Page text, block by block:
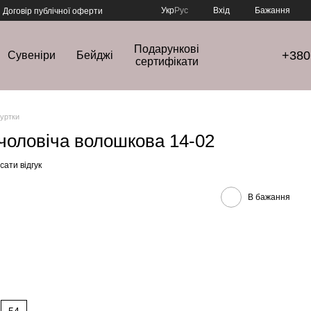
Договір публічної оферти
УкрРус Вхід Бажання
Сувеніри Бейджі
Подарункові
сертифікати
волошкова 14-02
відгук
В бажання